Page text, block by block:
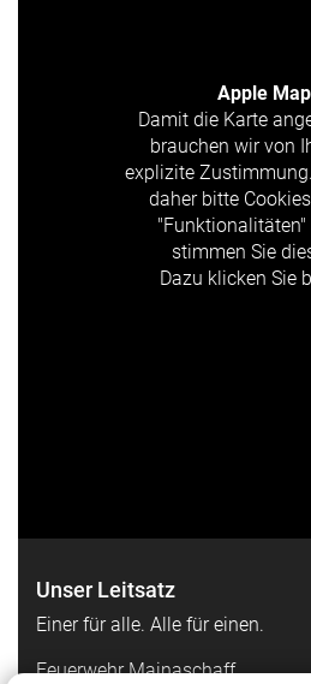
Apple
Damit die Karte
brauchen wir von
explizite
daher bitte
"Funktionalitäten"
stimmen Sie
Dazu klicken Sie
Unser Leitsatz
Einer für alle. Alle für einen.
Feuerwehr Mainaschaff